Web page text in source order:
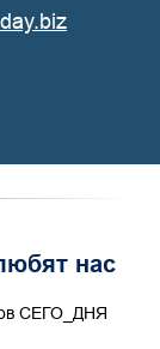
нас
СЕГО_ДНЯ